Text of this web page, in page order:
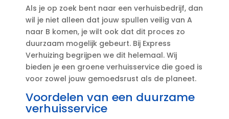
Als je op zoek bent naar een verhuisbedrijf, dan
wil je niet alleen dat jouw spullen veilig van A
naar B komen, je wilt ook dat dit proces zo
duurzaam mogelijk gebeurt.​ Bij Express
Verhuizing begrijpen we dit helemaal.​ Wij
bieden je een groene verhuisservice die goed is
voor zowel jouw gemoedsrust als de planeet.​
Voordelen van een duurzame
verhuisservice